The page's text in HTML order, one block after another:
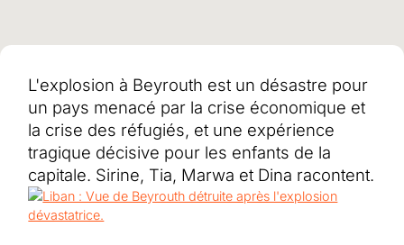
Testament et legs
Philanthropie
Coopération entre entreprises
Séisme au Venezuela
Aide à l'Ukraine
Aide au Soudan
Aide à l'Afghanistan
Tous les projets d'aide d'urgence
Rapport annuel et finances
Afrique
Amérique latine
Moyen-Orient et Europe
L'explosion à Beyrouth est un désastre pour
un pays menacé par la crise économique et
la crise des réfugiés, et une expérience
tragique décisive pour les enfants de la
capitale. Sirine, Tia, Marwa et Dina racontent.